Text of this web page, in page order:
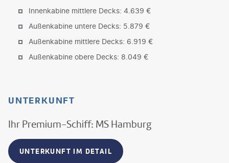
Innenkabine mittlere Decks: 4.639 €
Außenkabine untere Decks: 5.879 €
Außenkabine mittlere Decks: 6.919 €
Außenkabine obere Decks: 8.049 €
UNTERKUNFT
Ihr Premium-Schiff: MS Hamburg
UNTERKUNFT IM DETAIL